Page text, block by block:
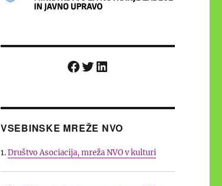
Facebook
Twitter
LinkedIn
VSEBINSKE MREŽE NVO
1.Društvo Asociacija, mreža NVO v kulturi